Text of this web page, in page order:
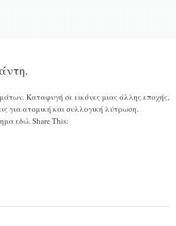
Καταφυγή σε εικόνες μιας άλλης εποχής,
για ατομική και συλλογική λύτρωση.
εδώ. Share This: